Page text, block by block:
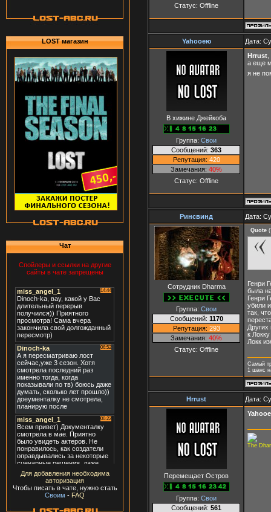
LOST магазин
Чат
Спойлеры и ссылки на другие
сайты в чате запрещены
Для добавления необходима
авторизация
Чтобы писать в чате, нужно стать
Своим - FAQ
Статус: Offline
Yahooею Дата:
В хижине Джейкоба
Группа: Свои
Сообщений: 363
Репутация: 420
Замечания: 40%
Статус: Offline
Hrrust
а еще
я не
Ринсвинд Дата:
Сотрудник Dharma
Группа: Свои
Сообщений: 1170
Репутация: 293
Замечания: 40%
Статус: Offline
Quote (
Генри
была
Генри
убили
так,
Других
к
Локк
Самый
1 шанс
Hrrust Дата:
Перемещает Остров
Группа: Свои
Сообщений: 561
The